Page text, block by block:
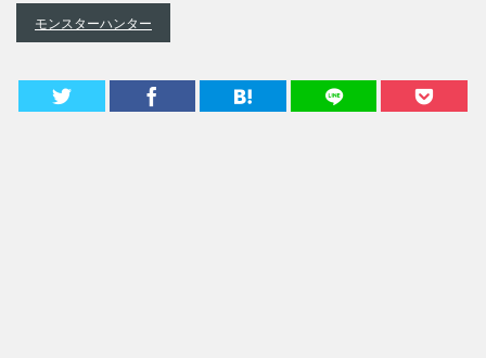
モンスターハンター